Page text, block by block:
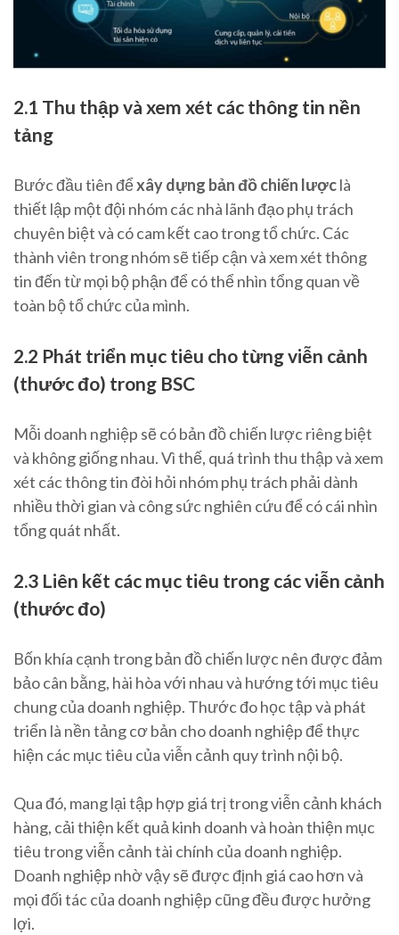
2.1 Thu thập và xem xét các thông tin nền
tảng
Bước đầu tiên đểxây dựng bản đồ chiến lượclà
thiết lập một đội nhóm các nhà lãnh đạo phụ trách
chuyên biệt và có cam kết cao trong tổ chức. Các
thành viên trong nhóm sẽ tiếp cận và xem xét thông
tin đến từ mọi bộ phận để có thể nhìn tổng quan về
toàn bộ tổ chức của mình.
2.2 Phát triển mục tiêu cho từng viễn cảnh
(thước đo) trong BSC
Mỗi doanh nghiệp sẽ có bản đồ chiến lược riêng biệt
và không giống nhau. Vì thế, quá trình thu thập và xem
xét các thông tin đòi hỏi nhóm phụ trách phải dành
nhiều thời gian và công sức nghiên cứu để có cái nhìn
tổng quát nhất.
2.3 Liên kết các mục tiêu trong các viễn cảnh
(thước đo)
Bốn khía cạnh trong bản đồ chiến lược nên được đảm
bảo cân bằng, hài hòa với nhau và hướng tới mục tiêu
chung của doanh nghiệp. Thước đo học tập và phát
triển là nền tảng cơ bản cho doanh nghiệp để thực
hiện các mục tiêu của viễn cảnh quy trình nội bộ.
Qua đó, mang lại tập hợp giá trị trong viễn cảnh khách
hàng, cải thiện kết quả kinh doanh và hoàn thiện mục
tiêu trong viễn cảnh tài chính của doanh nghiệp.
Doanh nghiệp nhờ vậy sẽ được định giá cao hơn và
mọi đối tác của doanh nghiệp cũng đều được hưởng
lợi.